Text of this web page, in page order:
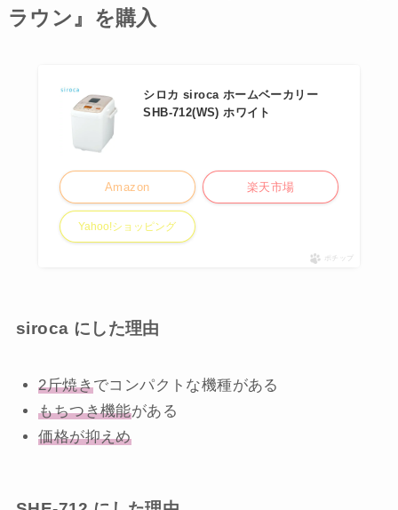
ラウン』を購入
シロカ siroca ホームベーカリー
SHB-712(WS) ホワイト
Amazon 楽天市場
Yahoo!ショッピング
ポチップ
siroca にした理由
2斤焼きでコンパクトな機種がある
もちつき機能がある
価格が抑えめ